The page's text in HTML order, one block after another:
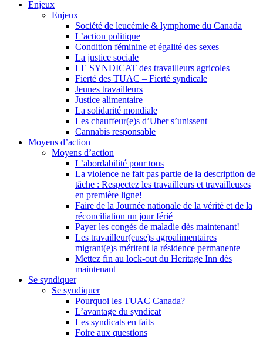
Enjeux
Enjeux
Société de leucémie & lymphome du Canada
L’action politique
Condition féminine et égalité des sexes
La justice sociale
LE SYNDICAT des travailleurs agricoles
Fierté des TUAC – Fierté syndicale
Jeunes travailleurs
Justice alimentaire
La solidarité mondiale
Les chauffeur(e)s d’Uber s’unissent
Cannabis responsable
Moyens d’action
Moyens d’action
L’abordabilité pour tous
La violence ne fait pas partie de la description de
tâche : Respectez les travailleurs et travailleuses
en première ligne!
Faire de la Journée nationale de la vérité et de la
réconciliation un jour férié
Payer les congés de maladie dès maintenant!
Les travailleur(euse)s agroalimentaires
migrant(e)s méritent la résidence permanente
Mettez fin au lock-out du Heritage Inn dès
maintenant
Se syndiquer
Se syndiquer
Pourquoi les TUAC Canada?
L’avantage du syndicat
Les syndicats en faits
Foire aux questions